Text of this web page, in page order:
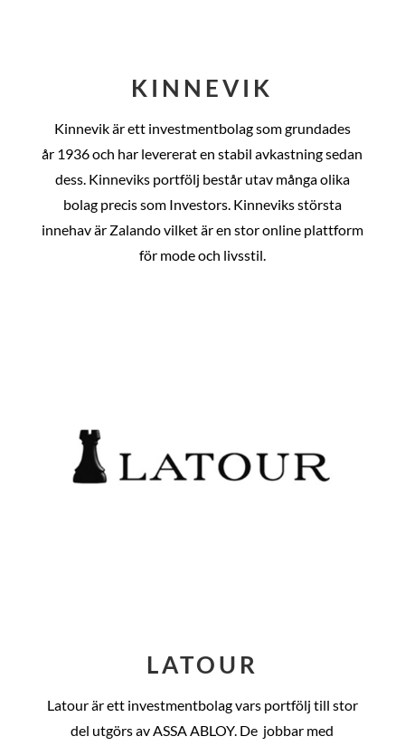
KINNEVIK
Kinnevik är ett investmentbolag som grundades
år 1936 och har levererat en stabil avkastning sedan
dess. Kinneviks portfölj består utav många olika
bolag precis som Investors. Kinneviks största
innehav är Zalando vilket är en stor online plattform
för mode och livsstil.
LATOUR
Latour är ett investmentbolag vars portfölj till stor
del utgörs av ASSA ABLOY. De jobbar med